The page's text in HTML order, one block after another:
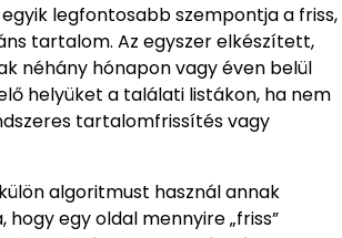
legfontosabb szempontja a friss,
tartalom. Az egyszer elkészített,
néhány hónapon vagy éven belül
helyüket a találati listákon, ha nem
tartalomfrissítés vagy
algoritmust használ annak
egy oldal mennyire „friss”